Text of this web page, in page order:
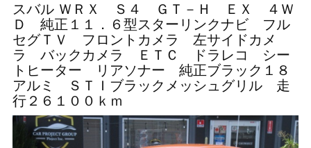
スバル ＷＲＸ Ｓ４ ＧＴ－Ｈ ＥＸ ４Ｗ
Ｄ 純正１１．６型スターリンクナビ フル
セグＴＶ フロントカメラ 左サイドカメ
ラ バックカメラ ＥＴＣ ドラレコ シー
トヒーター リアソナー 純正ブラック１８
アルミ ＳＴＩブラックメッシュグリル 走
行２６１００ｋｍ